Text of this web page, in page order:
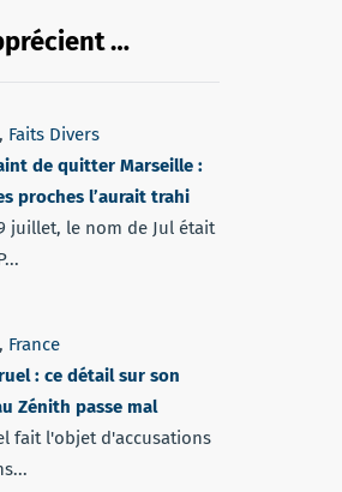
…
, Faits Divers
de quitter Marseille :
proches l’aurait trahi
juillet, le nom de Jul était
, France
: ce détail sur son
Zénith passe mal
fait l'objet d'accusations